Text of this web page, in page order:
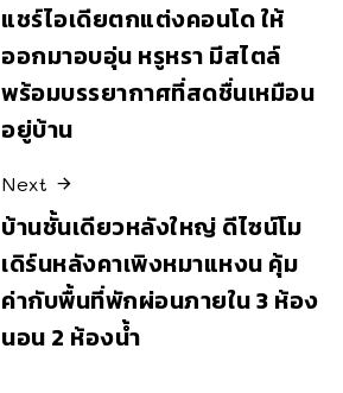
แชร์ไอเดียตกแต่งคอนโด ให้
ออกมาอบอุ่น หรูหรา มีสไตล์
พร้อมบรรยากาศที่สดชื่นเหมือน
อยู่บ้าน
Next
บ้านชั้นเดียวหลังใหญ่ ดีไซน์โม
เดิร์นหลังคาเพิงหมาแหงน คุ้ม
ค่ากับพื้นที่พักผ่อนภายใน 3 ห้อง
นอน 2 ห้องน้ำ